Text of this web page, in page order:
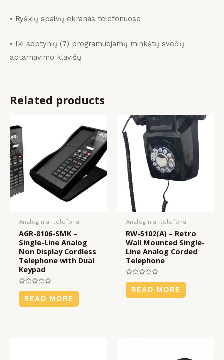
• Ryškių spalvų ekranas telefonuose
• Iki septynių (7) programuojamų minkštų svečių
aptarnavimo klavišų
Related products
Analoginiai telefonai
AGR-8106-SMK –
Single-Line Analog
Non Display Cordless
Telephone with Dual
Keypad
Rated
out
of
READ MORE
Analoginiai telefonai
RW-5102(A) – Retro
Wall Mounted Single-
Line Analog Corded
Telephone
Rated
out
of
READ MORE